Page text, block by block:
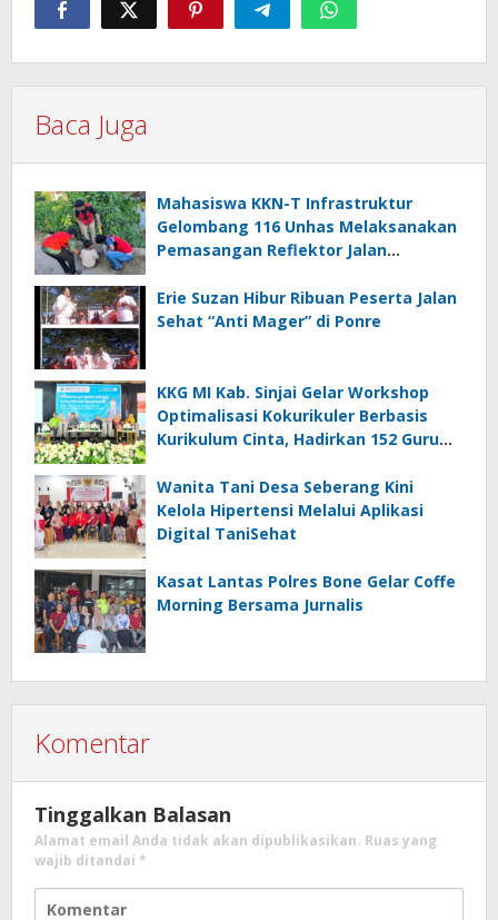
Baca Juga
Mahasiswa KKN-T Infrastruktur
Gelombang 116 Unhas Melaksanakan
Pemasangan Reflektor Jalan
Erie Suzan Hibur Ribuan Peserta Jalan
Sehat “Anti Mager” di Ponre
KKG MI Kab. Sinjai Gelar Workshop
Optimalisasi Kokurikuler Berbasis
Kurikulum Cinta, Hadirkan 152 Guru
Wanita Tani Desa Seberang Kini
Kelola Hipertensi Melalui Aplikasi
Digital TaniSehat
Kasat Lantas Polres Bone Gelar Coffe
Morning Bersama Jurnalis
Komentar
Tinggalkan Balasan
Alamat email Anda tidak akan dipublikasikan. Ruas yang
wajib ditandai *